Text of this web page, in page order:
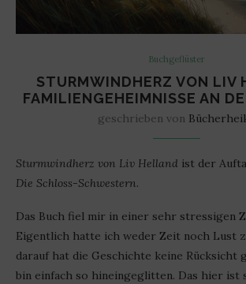
Buchgeflüster
STURMWINDHERZ VON LIV
FAMILIENGEHEIMNISSE AN
geschrieben von
Sturmwindherz von Liv Helland ist der
Die Schloss-Schwestern.
Das Buch fiel mir in einer sehr stressigen
Eigentlich hatte ich weder Zeit noch Lust
darauf hat die Geschichte keine Rücksicht
bin einfach so hineingeglitten. Das hier ist